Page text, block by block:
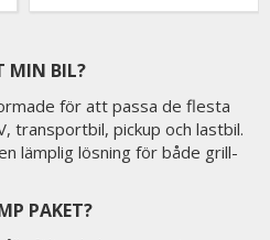
MIN BIL?
för att passa de flesta
transportbil, pickup och lastbil.
lämplig lösning för både grill-
PAKET?